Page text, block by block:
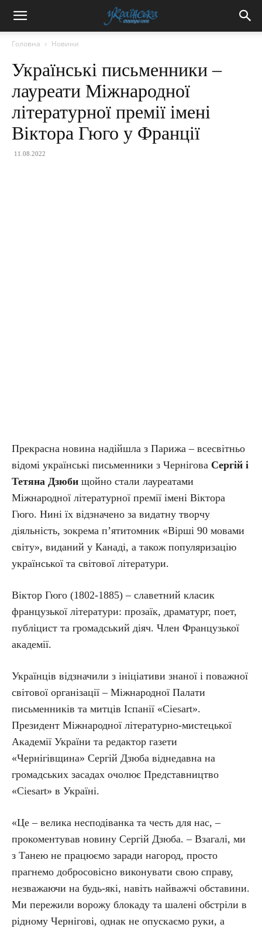
Головна Новини
Українські письменники –
лауреати Міжнародної
літературної премії імені
Віктора Гюго у Франції
11.08.2022
Прекрасна новина надійшла з Парижа – всесвітньо
відомі українські письменники з Чернігова Сергій і
Тетяна Дзюби щойно стали лауреатами
Міжнародної літературної премії імені Віктора
Гюго. Нині їх відзначено за видатну творчу
діяльність, зокрема п’ятитомник «Вірші 90 мовами
світу», виданий у Канаді, а також популяризацію
української та світової літератури.
Віктор Гюго (1802-1885) – славетний класик
французької літератури: прозаїк, драматург, поет,
публіцист та громадський діяч. Член Французької
академії.
Українців відзначили з ініціативи знаної і поважної
світової організації – Міжнародної Палати
письменників та митців Іспанії «Ciesart».
Президент Міжнародної літературно-мистецької
Академії України та редактор газети
«Чернігівщина» Сергій Дзюба віднедавна на
громадських засадах очолює Представництво
«Ciesart» в Україні.
«Це – велика несподіванка та честь для нас, –
прокоментував новину Сергій Дзюба. – Взагалі, ми
з Танею не працюємо заради нагород, просто
прагнемо добросовісно виконувати свою справу,
незважаючи на будь-які, навіть найважчі обставини.
Ми пережили ворожу блокаду та шалені обстріли в
рідному Чернігові, однак не опускаємо руки, а